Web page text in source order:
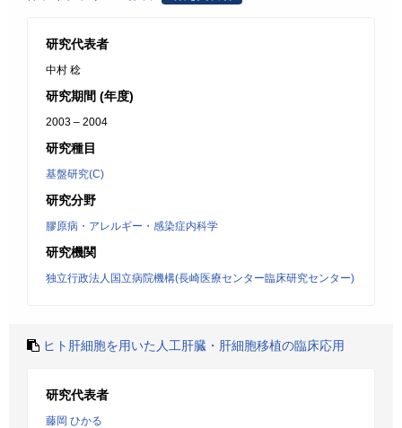
研究代表者
中村 稔
研究期間 (年度)
2003 – 2004
研究種目
基盤研究(C)
研究分野
膠原病・アレルギー・感染症内科学
研究機関
独立行政法人国立病院機構(長崎医療センター臨床研究センター)
ヒト肝細胞を用いた人工肝臓・肝細胞移植の臨床応用
研究代表者
藤岡 ひかる